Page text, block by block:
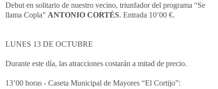
Debut en solitario de nuestro vecino, triunfador del programa “Se
llama Copla” ANTONIO CORTÉS. Entrada 10’00 €.
LUNES 13 DE OCTUBRE
Durante este día, las atracciones costarán a mitad de precio.
13’00 horas - Caseta Municipal de Mayores “El Cortijo”: